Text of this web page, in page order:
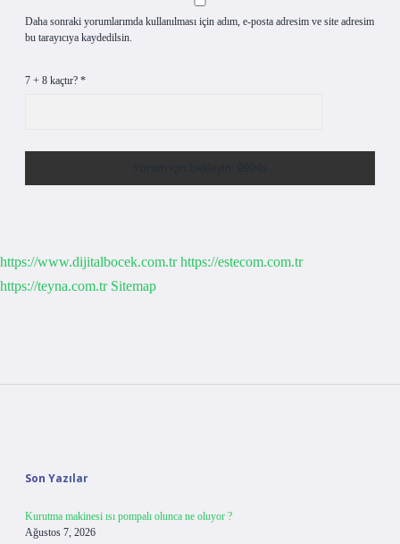
Daha sonraki yorumlarımda kullanılması için adım, e-posta adresim ve site adresim
bu tarayıcıya kaydedilsin.
7 + 8 kaçtır? *
https://www.dijitalbocek.com.tr https://estecom.com.tr
https://teyna.com.tr Sitemap
Son Yazılar
Kurutma makinesi ısı pompalı olunca ne oluyor ?
Ağustos 7, 2026